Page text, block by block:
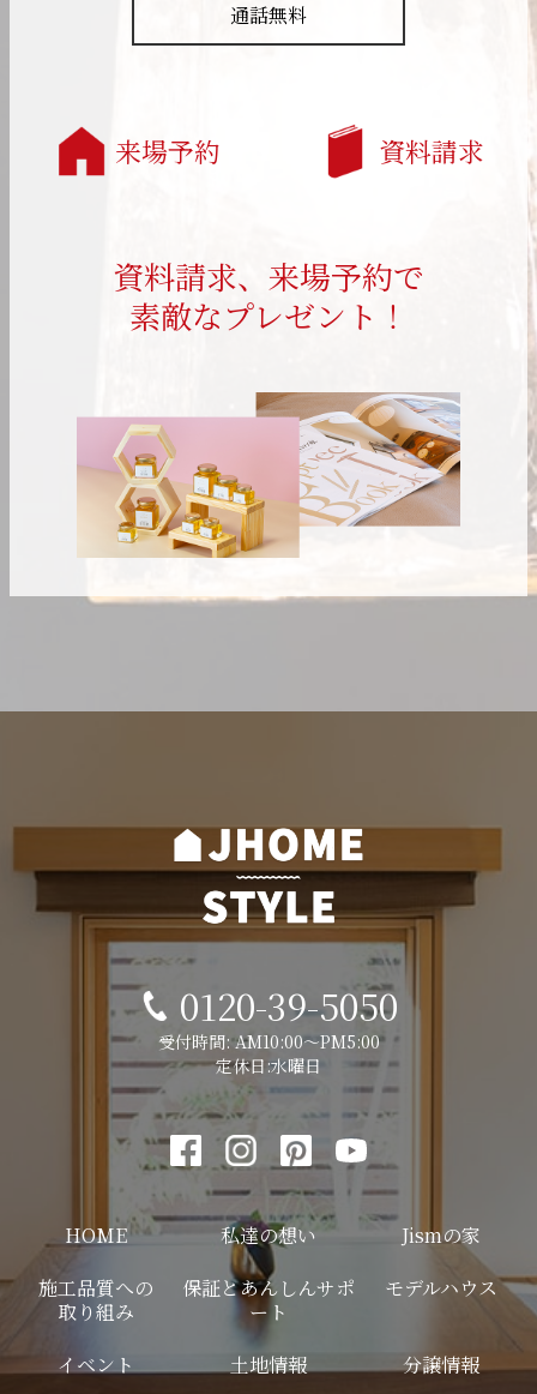
通話無料
来場予約 資料請求
資料請求、来場予約で
素敵なプレゼント！
0120-39-5050
受付時間: AM10:00～PM5:00
定休日:水曜日
HOME 私達の想い
Jismの家
施工品質への
取り組み
保証とあんしんサポ
ート
モデルハウス
イベント 土地情報 分譲情報